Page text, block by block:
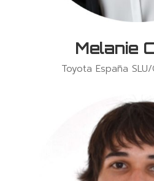
Melanie
Toyota España